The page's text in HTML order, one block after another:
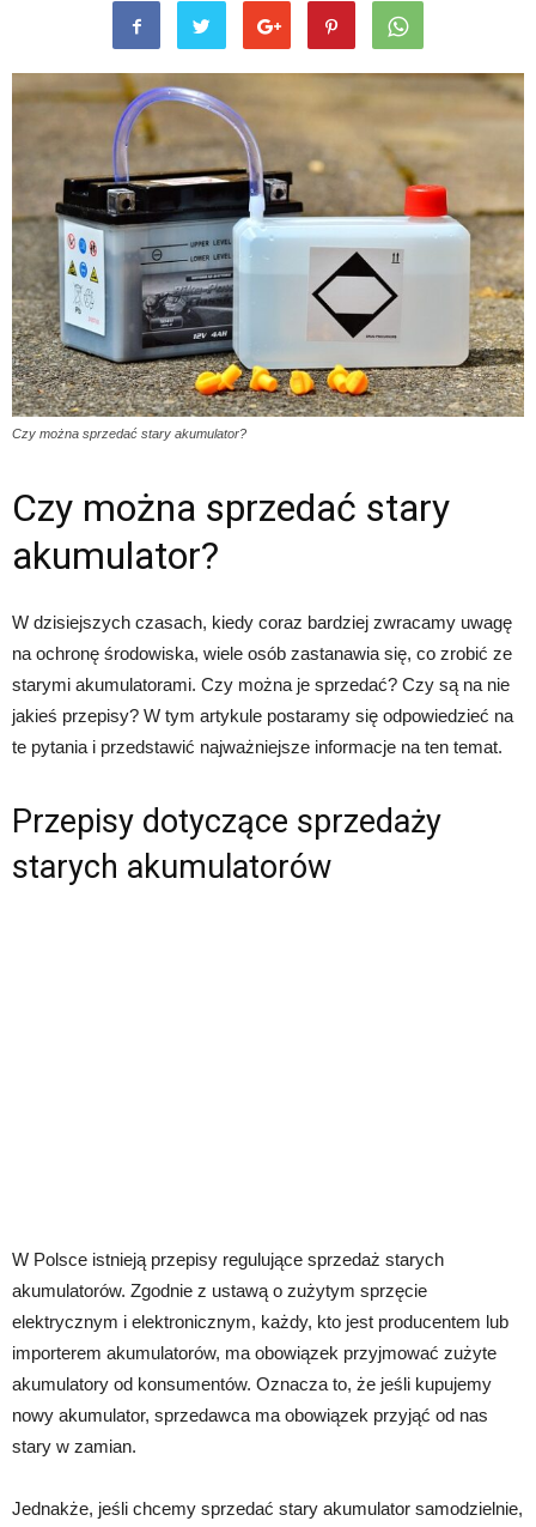
Czy można sprzedać stary akumulator?
Czy można sprzedać stary
akumulator?
W dzisiejszych czasach, kiedy coraz bardziej zwracamy uwagę
na ochronę środowiska, wiele osób zastanawia się, co zrobić ze
starymi akumulatorami. Czy można je sprzedać? Czy są na nie
jakieś przepisy? W tym artykule postaramy się odpowiedzieć na
te pytania i przedstawić najważniejsze informacje na ten temat.
Przepisy dotyczące sprzedaży
starych akumulatorów
W Polsce istnieją przepisy regulujące sprzedaż starych
akumulatorów. Zgodnie z ustawą o zużytym sprzęcie
elektrycznym i elektronicznym, każdy, kto jest producentem lub
importerem akumulatorów, ma obowiązek przyjmować zużyte
akumulatory od konsumentów. Oznacza to, że jeśli kupujemy
nowy akumulator, sprzedawca ma obowiązek przyjąć od nas
stary w zamian.
Jednakże, jeśli chcemy sprzedać stary akumulator samodzielnie,